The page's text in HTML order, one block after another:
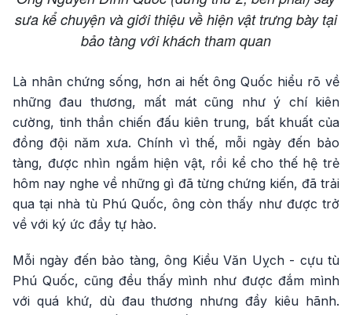
sưa kể chuyện và giới thiệu về hiện vật trưng bày tại
bảo tàng với khách tham quan
Là nhân chứng sống, hơn ai hết ông Quốc hiểu rõ về
những đau thương, mất mát cũng như ý chí kiên
cường, tinh thần chiến đấu kiên trung, bất khuất của
đồng đội năm xưa. Chính vì thế, mỗi ngày đến bảo
tàng, được nhìn ngắm hiện vật, rồi kể cho thế hệ trẻ
hôm nay nghe về những gì đã từng chứng kiến, đã trải
qua tại nhà tù Phú Quốc, ông còn thấy như được trở
về với ký ức đầy tự hào.
Mỗi ngày đến bảo tàng, ông Kiều Văn Uỵch - cựu tù
Phú Quốc, cũng đều thấy mình như được đắm mình
với quá khứ, dù đau thương nhưng đầy kiêu hãnh.